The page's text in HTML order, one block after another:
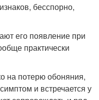
бесспорно,
его появление при
практически
на потерю обоняния,
и встречается у